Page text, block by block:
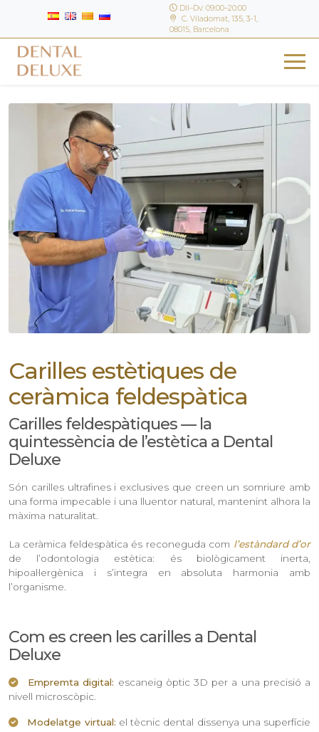
Dll–Dv: 09:00–20:00
C. Viladomat, 135, 3-1,
08015, Barcelona
Carilles estètiques de
ceràmica feldespàtica
Carilles feldespàtiques — la
quintessència de l’estètica a Dental
Deluxe
Són carilles ultrafines i exclusives que creen un somriure amb
una forma impecable i una lluentor natural, mantenint alhora la
màxima naturalitat.
La ceràmica feldespàtica és reconeguda com l’estàndard d’or
de l’odontologia estètica: és biològicament inerta,
hipoal·lergènica i s’integra en absoluta harmonia amb
l’organisme.
Com es creen les carilles a Dental
Deluxe
Empremta digital: escaneig òptic 3D per a una precisió a
nivell microscòpic.
Modelatge virtual: el tècnic dental dissenya una superfície